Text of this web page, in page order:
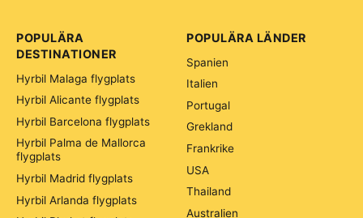
POPULÄRA
DESTINATIONER
Hyrbil Malaga flygplats
Hyrbil Alicante flygplats
Hyrbil Barcelona flygplats
Hyrbil Palma de Mallorca
flygplats
Hyrbil Madrid flygplats
Hyrbil Arlanda flygplats
POPULÄRA LÄNDER
Spanien
Italien
Portugal
Grekland
Frankrike
USA
Thailand
Australien